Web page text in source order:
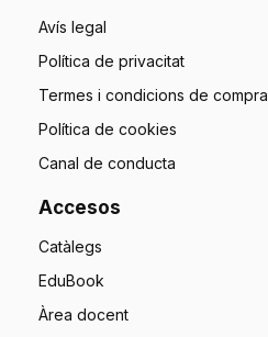
Avís legal
Política de privacitat
Termes i condicions de compra
Política de cookies
Canal de conducta
Accesos
Catàlegs
EduBook
Àrea docent